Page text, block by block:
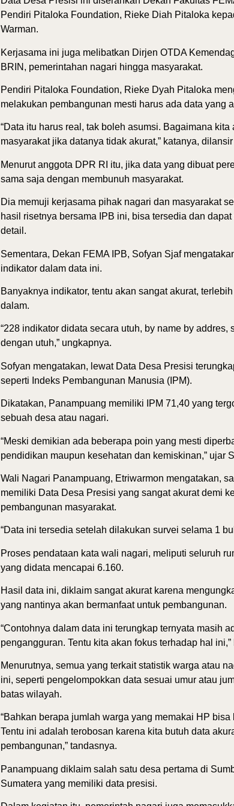
Pendiri Pitaloka Foundation, Rieke Diah Pitaloka
Warman.
Kerjasama ini juga melibatkan Dirjen OTDA
BRIN, pemerintahan nagari hingga masyarakat.
Pendiri Pitaloka Foundation, Rieke Dyah Pitaloka
melakukan pembangunan mesti harus ada data yang
“Data itu harus real, tak boleh asumsi. Bagaimana kita
masyarakat jika datanya tidak akurat,” katanya,
Menurut anggota DPR RI itu, jika data yang dibuat
sama saja dengan membunuh masyarakat.
Dia memuji kerjasama pihak nagari dan masyarakat
hasil risetnya bersama IPB ini, bisa tersedia dan
detail.
Sementara, Dekan FEMA IPB, Sofyan Sjaf
indikator dalam data ini.
Banyaknya indikator, tentu akan sangat akurat,
dalam.
“228 indikator didata secara utuh, by name by addres,
dengan utuh,” ungkapnya.
Sofyan mengatakan, lewat Data Desa Presisi
seperti Indeks Pembangunan Manusia (IPM).
Dikatakan, Panampuang memiliki IPM 71,40 yang
sebuah desa atau nagari.
“Meski demikian ada beberapa poin yang mesti
pendidikan maupun kesehatan dan kemiskinan,” ujar
Wali Nagari Panampuang, Etriwarmon mengatakan,
memiliki Data Desa Presisi yang sangat akurat demi
pembangunan masyarakat.
“Data ini tersedia setelah dilakukan survei selama 1
Proses pendataan kata wali nagari, meliputi seluruh
yang didata mencapai 6.160.
Hasil data ini, diklaim sangat akurat karena
yang nantinya akan bermanfaat untuk pembangunan.
“Contohnya dalam data ini terungkap ternyata masih
pengangguran. Tentu kita akan fokus terhadap hal ini,”
Menurutnya, semua yang terkait statistik warga atau
ini, seperti pengelompokkan data sesuai umur atau
batas wilayah.
“Bahkan berapa jumlah warga yang memakai HP bisa
Tentu ini adalah terobosan karena kita butuh data
pembangunan,” tandasnya.
Panampuang diklaim salah satu desa pertama di
Sumatera yang memiliki data presisi.